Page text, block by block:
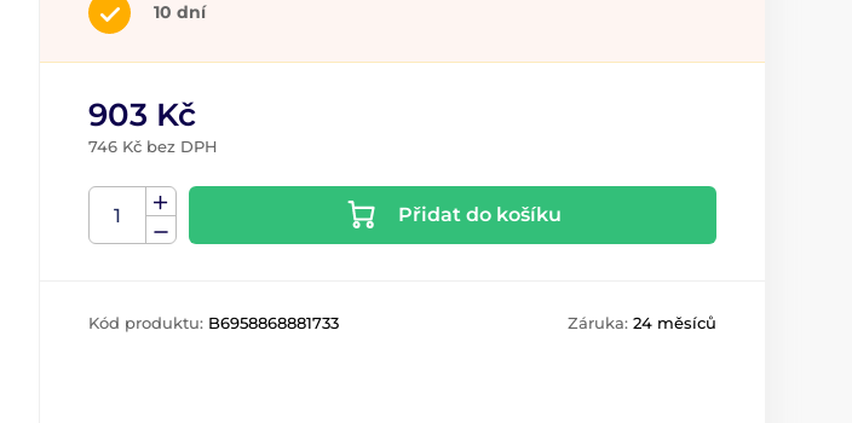
10 dní
903 Kč
746 Kč bez DPH
Přidat do košíku
Kód produktu: B6958868881733 Záruka: 24 měsíců